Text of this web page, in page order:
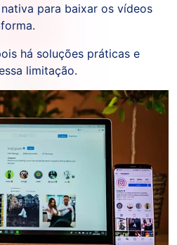
para baixar os vídeos
há soluções práticas e
limitação.